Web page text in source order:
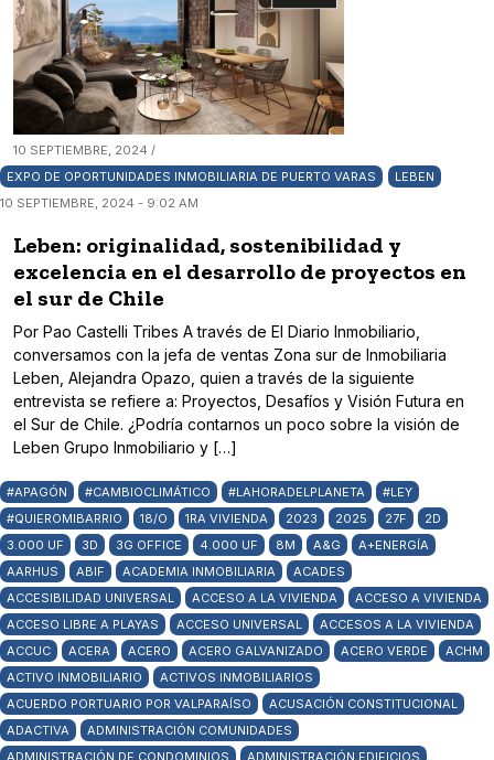
10 SEPTIEMBRE, 2024 /
EXPO DE OPORTUNIDADES INMOBILIARIA DE PUERTO VARAS
LEBEN
10 SEPTIEMBRE, 2024 - 9:02 AM
Leben: originalidad, sostenibilidad y
excelencia en el desarrollo de proyectos en
el sur de Chile
Por Pao Castelli Tribes A través de El Diario Inmobiliario,
conversamos con la jefa de ventas Zona sur de Inmobiliaria
Leben, Alejandra Opazo, quien a través de la siguiente
entrevista se refiere a: Proyectos, Desafíos y Visión Futura en
el Sur de Chile. ¿Podría contarnos un poco sobre la visión de
Leben Grupo Inmobiliario y […]
#APAGÓN #CAMBIOCLIMÁTICO #LAHORADELPLANETA
#LEY
#QUIEROMIBARRIO
18/O 1RA VIVIENDA 2023 2025 27F
2D
3.000 UF
3D 3G OFFICE 4.000 UF 8M A&G
A+ENERGÍA
AARHUS
ABIF ACADEMIA INMOBILIARIA
ACADES
ACCESIBILIDAD UNIVERSAL
ACCESO A LA VIVIENDA
ACCESO A VIVIENDA
ACCESO LIBRE A PLAYAS
ACCESO UNIVERSAL
ACCESOS A LA VIVIENDA
ACCUC
ACERA ACERO ACERO GALVANIZADO ACERO VERDE
ACHM
ACTIVO INMOBILIARIO
ACTIVOS INMOBILIARIOS
ACUERDO PORTUARIO POR VALPARAÍSO
ACUSACIÓN CONSTITUCIONAL
ADACTIVA
ADMINISTRACIÓN COMUNIDADES